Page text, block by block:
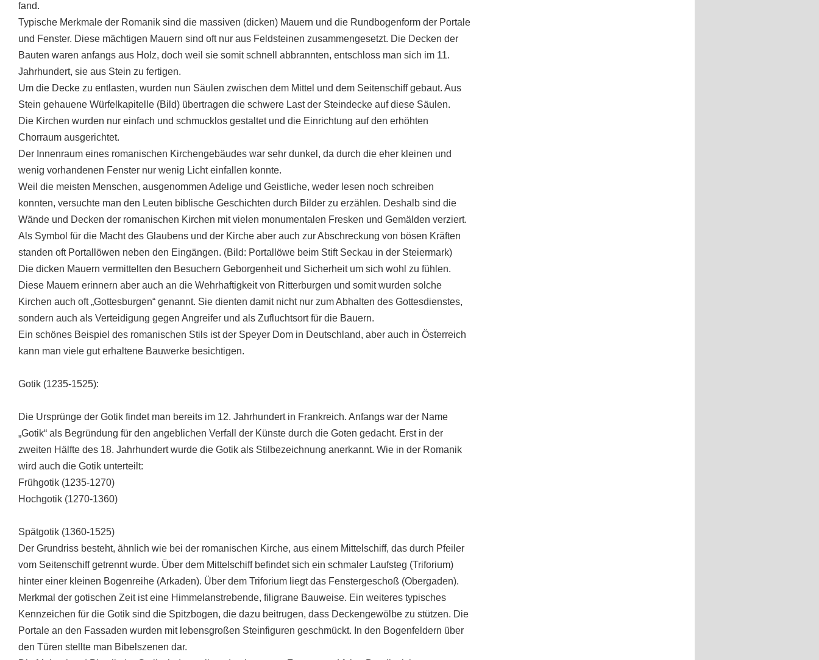
fand.
Typische Merkmale der Romanik sind die massiven (dicken) Mauern und die Rundbogenform der Portale
und Fenster. Diese mächtigen Mauern sind oft nur aus Feldsteinen zusammengesetzt. Die Decken der
Bauten waren anfangs aus Holz, doch weil sie somit schnell abbrannten, entschloss man sich im 11.
Jahrhundert, sie aus Stein zu fertigen.
Um die Decke zu entlasten, wurden nun Säulen zwischen dem Mittel und dem Seitenschiff gebaut. Aus
Stein gehauene Würfelkapitelle (Bild) übertragen die schwere Last der Steindecke auf diese Säulen.
Die Kirchen wurden nur einfach und schmucklos gestaltet und die Einrichtung auf den erhöhten
Chorraum ausgerichtet.
Der Innenraum eines romanischen Kirchengebäudes war sehr dunkel, da durch die eher kleinen und
wenig vorhandenen Fenster nur wenig Licht einfallen konnte.
Weil die meisten Menschen, ausgenommen Adelige und Geistliche, weder lesen noch schreiben
konnten, versuchte man den Leuten biblische Geschichten durch Bilder zu erzählen. Deshalb sind die
Wände und Decken der romanischen Kirchen mit vielen monumentalen Fresken und Gemälden verziert.
Als Symbol für die Macht des Glaubens und der Kirche aber auch zur Abschreckung von bösen Kräften
standen oft Portallöwen neben den Eingängen. (Bild: Portallöwe beim Stift Seckau in der Steiermark)
Die dicken Mauern vermittelten den Besuchern Geborgenheit und Sicherheit um sich wohl zu fühlen.
Diese Mauern erinnern aber auch an die Wehrhaftigkeit von Ritterburgen und somit wurden solche
Kirchen auch oft „Gottesburgen“ genannt. Sie dienten damit nicht nur zum Abhalten des Gottesdienstes,
sondern auch als Verteidigung gegen Angreifer und als Zufluchtsort für die Bauern.
Ein schönes Beispiel des romanischen Stils ist der Speyer Dom in Deutschland, aber auch in Österreich
kann man viele gut erhaltene Bauwerke besichtigen.
Gotik (1235-1525):
Die Ursprünge der Gotik findet man bereits im 12. Jahrhundert in Frankreich. Anfangs war der Name
„Gotik“ als Begründung für den angeblichen Verfall der Künste durch die Goten gedacht. Erst in der
zweiten Hälfte des 18. Jahrhundert wurde die Gotik als Stilbezeichnung anerkannt. Wie in der Romanik
wird auch die Gotik unterteilt:
Frühgotik (1235-1270)
Hochgotik (1270-1360)
Spätgotik (1360-1525)
Der Grundriss besteht, ähnlich wie bei der romanischen Kirche, aus einem Mittelschiff, das durch Pfeiler
vom Seitenschiff getrennt wurde. Über dem Mittelschiff befindet sich ein schmaler Laufsteg (Triforium)
hinter einer kleinen Bogenreihe (Arkaden). Über dem Triforium liegt das Fenstergeschoß (Obergaden).
Merkmal der gotischen Zeit ist eine Himmelanstrebende, filigrane Bauweise. Ein weiteres typisches
Kennzeichen für die Gotik sind die Spitzbogen, die dazu beitrugen, dass Deckengewölbe zu stützen. Die
Portale an den Fassaden wurden mit lebensgroßen Steinfiguren geschmückt. In den Bogenfeldern über
den Türen stellte man Bibelszenen dar.